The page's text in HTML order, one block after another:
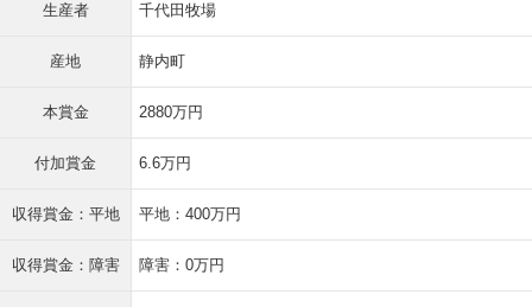
生産者 千代田牧場
産地 静内町
本賞金 2880万円
付加賞金 6.6万円
収得賞金：平地 平地：400万円
収得賞金：障害 障害：0万円